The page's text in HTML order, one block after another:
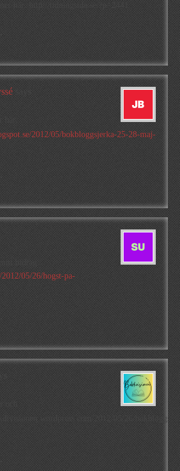
här: http://tidningsida.se/?p=2441
2012/05/bokbloggsjerka-25-28-maj-
bidrag:
05/26/hogst-pa-
2012/05/26/